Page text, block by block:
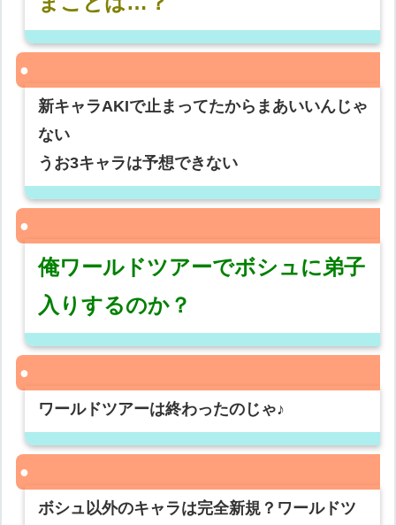
新キャラAKIで止まってたからまあいいんじゃ
ない
うお3キャラは予想できない
俺ワールドツアーでボシュに弟子
入りするのか？
ワールドツアーは終わったのじゃ♪
ボシュ以外のキャラは完全新規？ワールドツ